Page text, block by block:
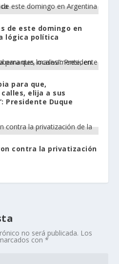
de este domingo en
lógica política
para que,
elija a sus
Presidente Duque
contra la privatización
no será publicada. Los
con*